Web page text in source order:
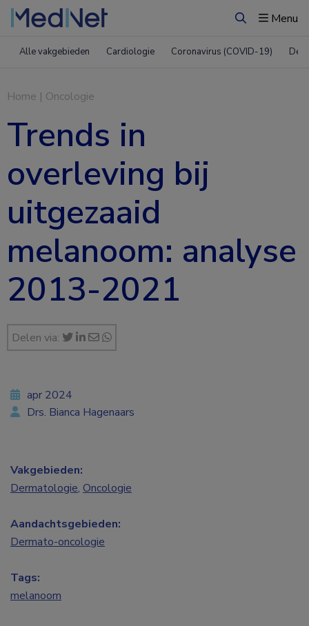
ZoekenMenu
Alle vakgebieden Cardiologie Coronavirus (COVID-19)
Home | Oncologie
Trends in
overleving bij
uitgezaaid
melanoom: analyse
2013-2021
Delen via:
apr 2024
Drs. Bianca Hagenaars
Vakgebieden:
Dermatologie, Oncologie
Aandachtsgebieden:
Dermato-oncologie
Tags:
melanoom